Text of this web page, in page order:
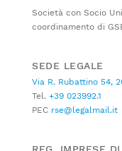
Società con Socio
coordinamento di
SEDE LEGALE
Via R. Rubattino 54,
Tel. +39 023992.1
PEC rse@legalmail.it
REG. IMPRESE